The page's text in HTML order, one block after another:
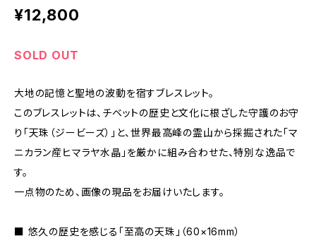
¥12,800
SOLD OUT
大地の記憶と聖地の波動を宿すブレスレット。
このブレスレットは、チベットの歴史と文化に根ざした守護のお守
り「天珠（ジービーズ）」と、世界最高峰の霊山から採掘された「マ
ニカラン産ヒマラヤ水晶」を厳かに組み合わせた、特別な逸品で
す。
一点物のため、画像の現品をお届けいたします。
■ 悠久の歴史を感じる「至高の天珠」（60×16mm）